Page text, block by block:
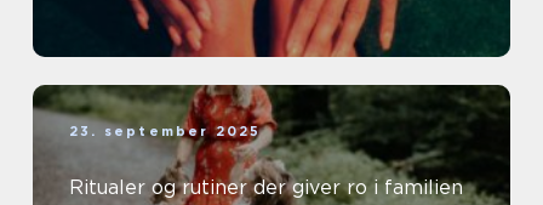
23. september 2025
Ritualer og rutiner der giver ro i familien